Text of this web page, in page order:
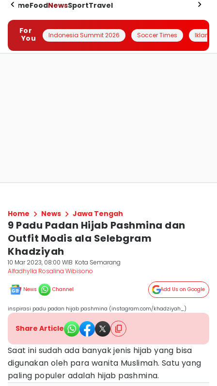
HomeFoodNewsSportTravel
For
You
Indonesia Summit 2026 Soccer Times Iklanin
Home News Jawa Tengah
9 Padu Padan Hijab Pashmina dan
Outfit Modis ala Selebgram
Khadziyah
10 Mar 2023, 08:00 WIB Kota Semarang
Alfadhylla Rosalina Wibisono
News Channel Add Us on Google
inspirasi padu padan hijab pashmina (instagram.com/khadziyah_)
Share Article
Saat ini sudah ada banyak jenis hijab yang bisa
digunakan oleh para wanita Muslimah. Satu yang
paling populer adalah hijab pashmina.